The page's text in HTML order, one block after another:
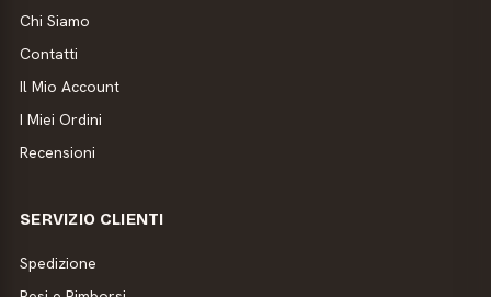
Chi Siamo
Contatti
Il Mio Account
I Miei Ordini
Recensioni
SERVIZIO CLIENTI
Spedizione